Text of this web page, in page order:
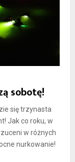
sobotę!
się trzynasta
Jak co roku, w
w różnych
nurkowanie!